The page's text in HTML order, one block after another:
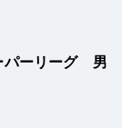
ーリーグ 男